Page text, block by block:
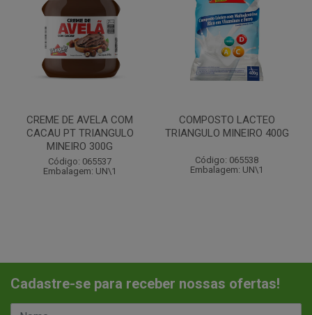
CREME DE AVELA COM
CACAU PT TRIANGULO
MINEIRO 300G
Código: 065537
Embalagem: UN\1
COMPOSTO LACTEO
TRIANGULO MINEIRO 400G
Código: 065538
Embalagem: UN\1
Cadastre-se para receber nossas ofertas!